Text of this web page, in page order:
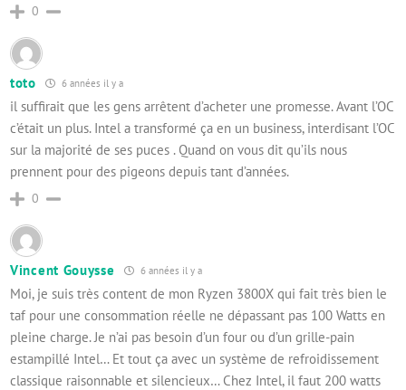
0
toto 6 années il y a
il suffirait que les gens arrêtent d’acheter une promesse. Avant l’OC
c’était un plus. Intel a transformé ça en un business, interdisant l’OC
sur la majorité de ses puces . Quand on vous dit qu’ils nous
prennent pour des pigeons depuis tant d’années.
0
Vincent Gouysse 6 années il y a
Moi, je suis très content de mon Ryzen 3800X qui fait très bien le
taf pour une consommation réelle ne dépassant pas 100 Watts en
pleine charge. Je n’ai pas besoin d’un four ou d’un grille-pain
estampillé Intel… Et tout ça avec un système de refroidissement
classique raisonnable et silencieux… Chez Intel, il faut 200 watts